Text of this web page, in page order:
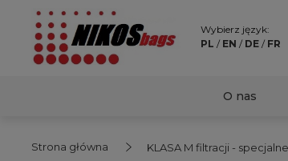
Wybierz język:
PL / EN / DE / FR
O nas
Strona główna KLASA M filtracji -